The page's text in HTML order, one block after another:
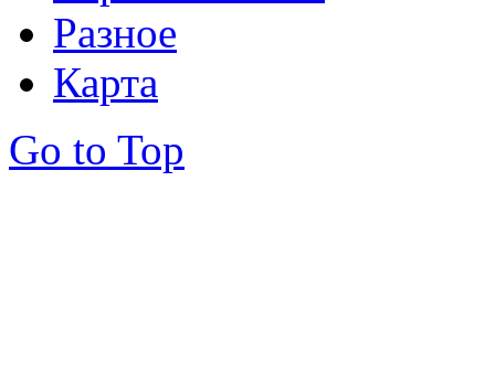
Разное
Карта
Go to Top